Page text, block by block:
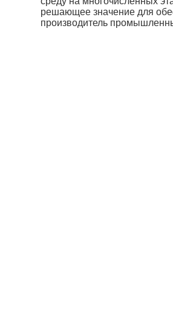
решающее значение для
производитель